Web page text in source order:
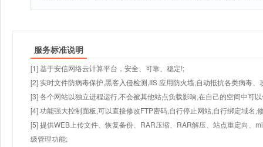
服务标准说明
[1] 基于安信网络云计算平台，安全、可靠、稳定!;
[2] 实时文件防病毒保护,黑客入侵检测,IIS 应用防火墙,自动抵抗各类病毒、
[3] 各个网站以独立进程运行,不会被其他站点负载影响,在自己的空间中可
[4] 功能强大控制面板,可以直接修改FTP密码,自行停止网站,自行绑定域名,
[5] 提供WEB上传文件、恢复备份、RAR压缩、RAR解压、站点重定向、
级管理功能;